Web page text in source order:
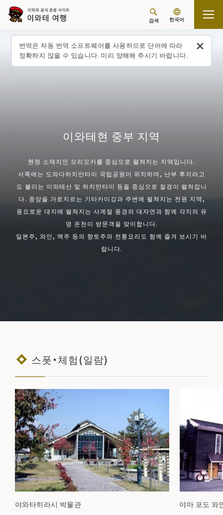
번역은 자동 번역 소프트웨어를 사용하므로 단어에 따라
정확하지 않을 수 있습니다. 미리 양해해 주시기 바랍니다.
검색 한국어
이와테현 중부 지역
현청 소재지인 모리오카를 중심으로 펼쳐지는 지역입니다.
서쪽에는 도와다하치만타이 국립공원이 위치하며, 난부 후지라고
도 불리는 이와테산 및 하치만타이 등을 중심으로 절경이 펼쳐집니
다. 중앙을 가로지르는 기타카미강과 주변에 펼쳐지는 전원 지역,
풍요로운 대지에 펼쳐지는 사계절 풍경의 대자연과 함께 각지의 유
명 온천이 방문객을 맞이합니다.
일본주, 와인, 맥주 등의 향토주와 전통요리도 함께 즐겨 보시기 바
랍니다.
스폿・체험(일람)
야와타히라시 박물관 야마 포도 와